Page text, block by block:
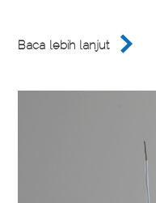
Baca lebih lanjut 